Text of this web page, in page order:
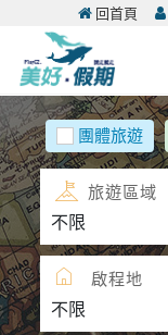
回首頁
團體旅遊
旅遊區域
啟程地